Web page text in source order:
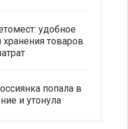
удобное
товаров
попала в
и утонула